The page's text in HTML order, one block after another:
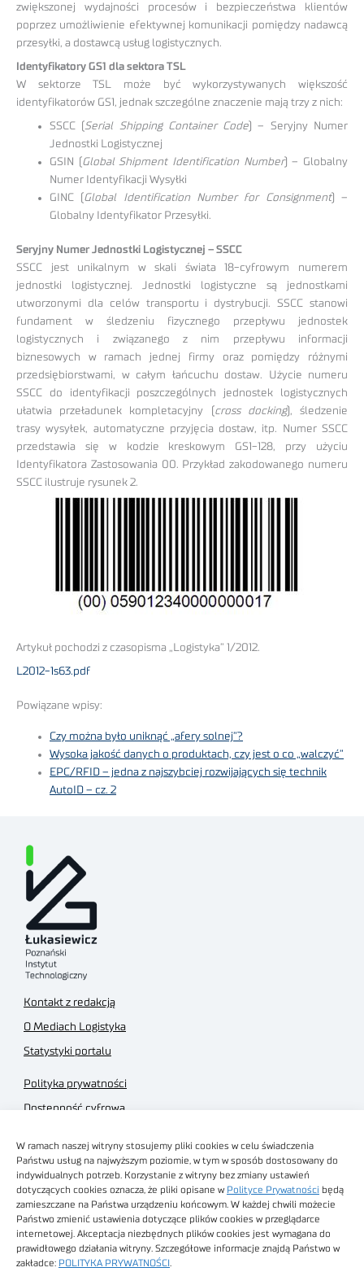
W ramach naszej witryny stosujemy pliki cookies w celu świadczenia
Państwu usług na najwyższym poziomie, w tym w sposób dostosowany do
indywidualnych potrzeb. Korzystanie z witryny bez zmiany ustawień
dotyczących cookies oznacza, że pliki opisane w Polityce Prywatności będą
zamieszczane na Państwa urządzeniu końcowym. W każdej chwili możecie
Państwo zmienić ustawienia dotyczące plików cookies w przeglądarce
internetowej. Akceptacja niezbędnych plików cookies jest wymagana do
prawidłowego działania witryny. Szczegółowe informacje znajdą Państwo w
zakładce: POLITYKA PRYWATNOŚCI
zwiększonej wydajności procesów i bezpieczeństwa klientów
poprzez umożliwienie efektywnej komunikacji pomiędzy nadawcą
przesyłki, a dostawcą usług logistycznych.
Identyfikatory GS1 dla sektora TSL
W sektorze TSL może być wykorzystywanych większość
identyfikatorów GS1, jednak szczególne znaczenie mają trzy z nich:
SSCC (Serial Shipping Container Code ) – Seryjny Numer
Jednostki Logistycznej
GSIN ( Global Shipment Identification Number) – Globalny
Numer Identyfikacji Wysyłki
GINC ( Global Identification Number for Consignment) –
Globalny Identyfikator Przesyłki.
Seryjny Numer Jednostki Logistycznej – SSCC
SSCC jest unikalnym w skali świata 18-cyfrowym numerem
jednostki logistycznej. Jednostki logistyczne są jednostkami
utworzonymi dla celów transportu i dystrybucji. SSCC stanowi
fundament w śledzeniu fizycznego przepływu jednostek
logistycznych i związanego z nim przepływu informacji
biznesowych w ramach jednej firmy oraz pomiędzy różnymi
przedsiębiorstwami, w całym łańcuchu dostaw. Użycie numeru
SSCC do identyfikacji poszczególnych jednostek logistycznych
ułatwia przeładunek kompletacyjny ( cross docking), śledzenie
trasy wysyłek, automatyczne przyjęcia dostaw, itp. Numer SSCC
przedstawia się w kodzie kreskowym GS1-128, przy użyciu
Identyfikatora Zastosowania 00. Przykład zakodowanego numeru
SSCC ilustruje rysunek 2.
Artykuł pochodzi z czasopisma „Logistyka” 1/2012.
L2012-1s63.pdf
Powiązane wpisy:
Czy można było uniknąć „afery solnej”?
Wysoka jakość danych o produktach, czy jest o co „walczyć”
EPC/RFID – jedna z najszybciej rozwijających się technik
AutoID – cz. 2
Kontakt z redakcją
O Mediach Logistyka
Statystyki portalu
Polityka prywatności
Dostępność cyfrowa
Regulamin sklepu
Obrazy stockowe
autorstwa